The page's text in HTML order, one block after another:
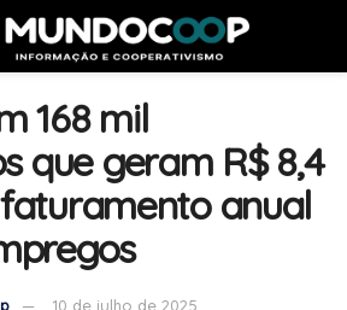
168 mil
que geram R$ 8,4
anual
10 de julho de 2025